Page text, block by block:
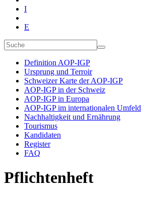
I
E
Definition AOP-IGP
Ursprung und Terroir
Schweizer Karte der AOP-IGP
AOP-IGP in der Schweiz
AOP-IGP in Europa
AOP-IGP im internationalen Umfeld
Nachhaltigkeit und Ernährung
Tourismus
Kandidaten
Register
FAQ
Pflichtenheft